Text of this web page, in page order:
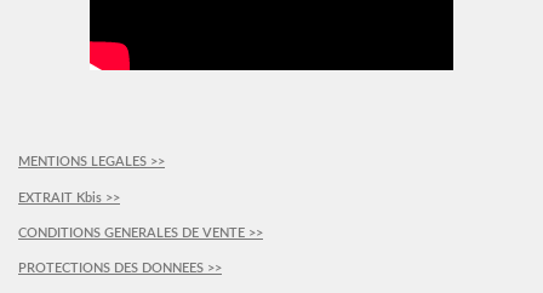
MENTIONS LEGALES >>
EXTRAIT Kbis >>
CONDITIONS GENERALES DE VENTE >>
PROTECTIONS DES DONNEES >>